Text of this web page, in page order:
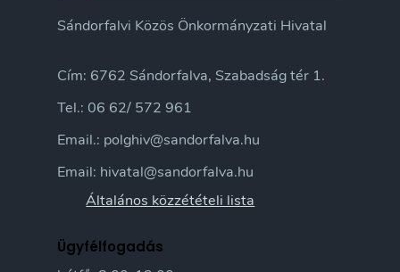
Sándorfalvi Közös Önkormányzati Hivatal
Cím: 6762 Sándorfalva, Szabadság tér 1.
Tel.: 06 62/ 572 961
Email.: polghiv@sandorfalva.hu
Email: hivatal@sandorfalva.hu
Általános közzétételi lista
Ügyfélfogadás